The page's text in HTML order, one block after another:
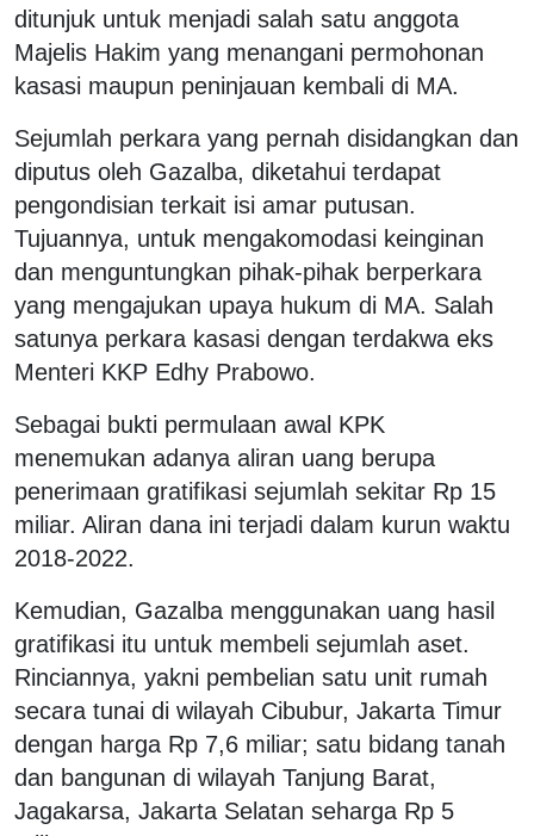
ditunjuk untuk menjadi salah satu anggota
Majelis Hakim yang menangani permohonan
kasasi maupun peninjauan kembali di MA.
Sejumlah perkara yang pernah disidangkan dan
diputus oleh Gazalba, diketahui terdapat
pengondisian terkait isi amar putusan.
Tujuannya, untuk mengakomodasi keinginan
dan menguntungkan pihak-pihak berperkara
yang mengajukan upaya hukum di MA. Salah
satunya perkara kasasi dengan terdakwa eks
Menteri KKP Edhy Prabowo.
Sebagai bukti permulaan awal KPK
menemukan adanya aliran uang berupa
penerimaan gratifikasi sejumlah sekitar Rp 15
miliar. Aliran dana ini terjadi dalam kurun waktu
2018-2022.
Kemudian, Gazalba menggunakan uang hasil
gratifikasi itu untuk membeli sejumlah aset.
Rinciannya, yakni pembelian satu unit rumah
secara tunai di wilayah Cibubur, Jakarta Timur
dengan harga Rp 7,6 miliar; satu bidang tanah
dan bangunan di wilayah Tanjung Barat,
Jagakarsa, Jakarta Selatan seharga Rp 5